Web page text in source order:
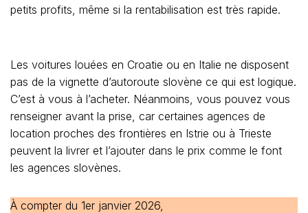
petits profits, même si la rentabilisation est très rapide.
Les voitures louées en Croatie ou en Italie ne disposent
pas de la vignette d’autoroute slovène ce qui est logique.
C’est à vous à l’acheter. Néanmoins, vous pouvez vous
renseigner avant la prise, car certaines agences de
location proches des frontières en Istrie ou à Trieste
peuvent la livrer et l’ajouter dans le prix comme le font
les agences slovènes.
À compter du 1er janvier 2026,